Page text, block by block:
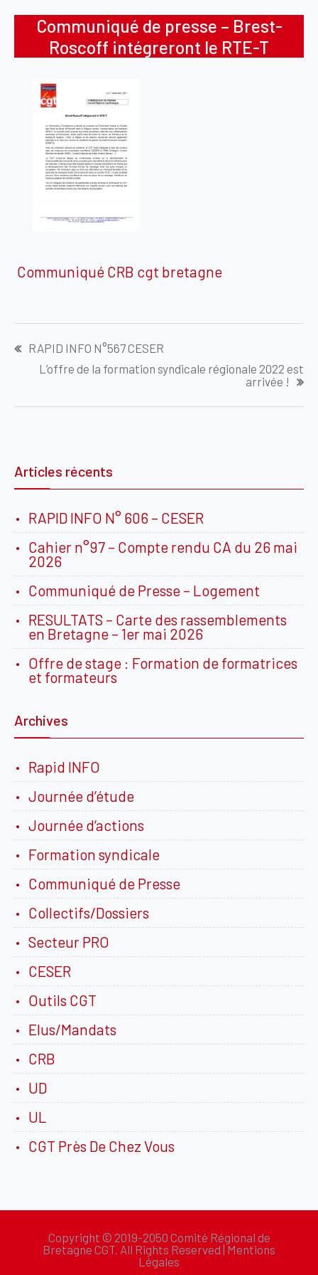
Communiqué de presse – Brest-
Roscoff intégreront le RTE-T
Communiqué CRB cgt bretagne
RAPID INFO N°567 CESER
L’offre de la formation syndicale régionale 2022 est
arrivée !
Articles récents
RAPID INFO N° 606 – CESER
Cahier n°97 – Compte rendu CA du 26 mai
2026
Communiqué de Presse – Logement
RESULTATS – Carte des rassemblements
en Bretagne – 1er mai 2026
Offre de stage : Formation de formatrices
et formateurs
Archives
Rapid INFO
Journée d’étude
Journée d’actions
Formation syndicale
Communiqué de Presse
Collectifs/Dossiers
Secteur PRO
CESER
Outils CGT
Elus/Mandats
CRB
UD
UL
CGT Près De Chez Vous
Copyright © 2019-2050 Comité Régional de
Bretagne CGT. All Rights Reserved |Mentions
Légales